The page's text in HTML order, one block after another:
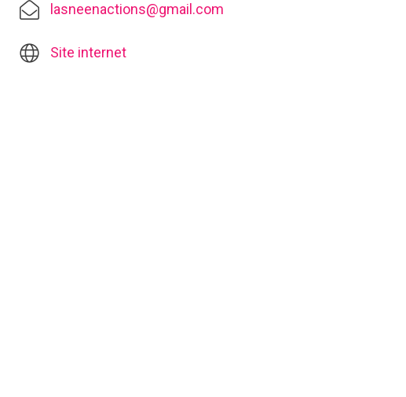
lasneenactions@gmail.com
Site internet